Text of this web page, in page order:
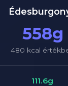
558g
480 kcal
111.6g